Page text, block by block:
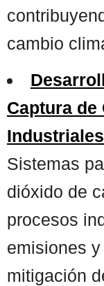
cambio
Captura de
Industriales
Sistemas
dióxido de
procesos
emisiones
mitigación